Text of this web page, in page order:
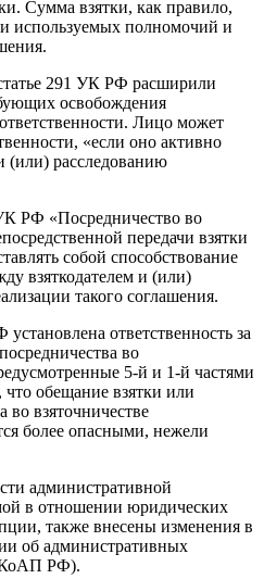
Сумма взятки, как правило,
используемых полномочий и
291 УК РФ расширили
освобождения
Лицо может
«если оно активно
(или) расследованию
РФ «Посредничество во
передачи взятки
собой способствование
взяткодателем и (или)
такого соглашения.
ответственность за
во
5-й и 1-й частями
обещание взятки или
во взяточничестве
более опасными, нежели
административной
в отношении юридических
также внесены изменения в
об административных
КоАП РФ).